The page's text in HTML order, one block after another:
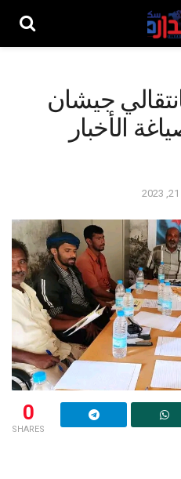
جيشان
الأخبار
0
SHARES